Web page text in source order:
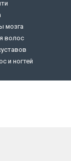
мозга
волос
и ногтей